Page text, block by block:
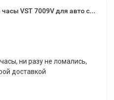
Автомобильные часы VST 7009V для авто с подсветкой, вольтметром и термометром VST 7009V
ни разу не ломались,
доставкой